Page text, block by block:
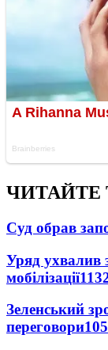
ЧИТАЙТЕ
Суд обрав
Уряд ухвалив
мобілізації
Зеленський
переговори